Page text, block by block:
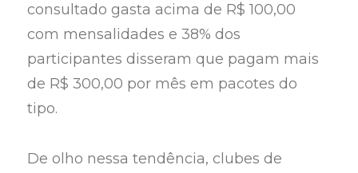
consultado gasta acima de R$ 100,00
com mensalidades e 38% dos
participantes disseram que pagam mais
de R$ 300,00 por mês em pacotes do
tipo.
De olho nessa tendência, clubes de